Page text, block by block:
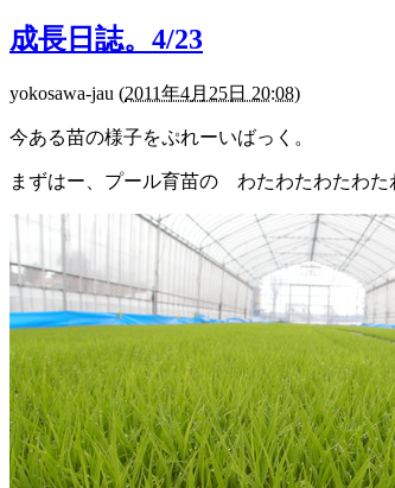
成長日誌。4/23
yokosawa-jau (2011年4月25日 20:08)
今ある苗の様子をぷれーいばっく。
まずはー、プール育苗の わたわたわたわた